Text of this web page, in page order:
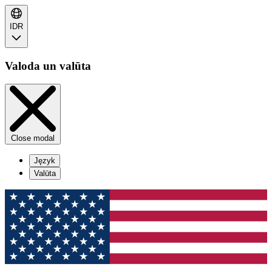
IDR
Valoda un valūta
Close modal
Język
Valūta